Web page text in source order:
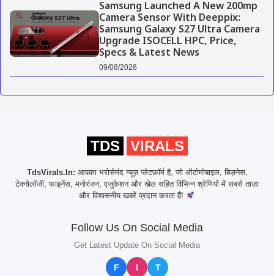
Samsung Launched A New 200mp
Camera Sensor With Deeppix:
Samsung Galaxy S27 Ultra Camera
Upgrade ISOCELL HPC, Price,
Specs & Latest News
09/08/2026
TDS VIRALS
TdsVirals.In: आपका भरोसेमंद न्यूज़ प्लेटफ़ॉर्म है, जो ऑटोमोबाइल, बिज़नेस,
टेक्नोलॉजी, फाइनेंस, मनोरंजन, एजुकेशन और खेल सहित विभिन्न श्रेणियों में सबसे ताज़ा
और विश्वसनीय खबरें प्रदान करता हैं!
Follow Us On Social Media
Get Latest Update On Social Media
F I T